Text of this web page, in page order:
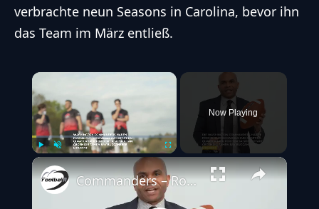
verbrachte neun Seasons in Carolina, bevor ihn
das Team im März entließ.
×
Play Unmute Fullscreen
Now Playing
Commanders – Rookie Jayden Daniels zum Starting Quarterback ernannt